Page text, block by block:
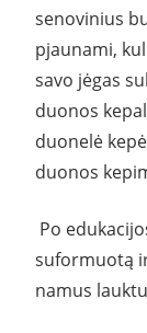
senovinius
pjaunami,
savo jėgas
duonos
duonelė
duonos
Po
suformuotą
namus